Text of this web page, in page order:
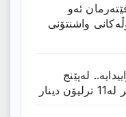
ئەو
واشنتۆنی
له‌پێنج